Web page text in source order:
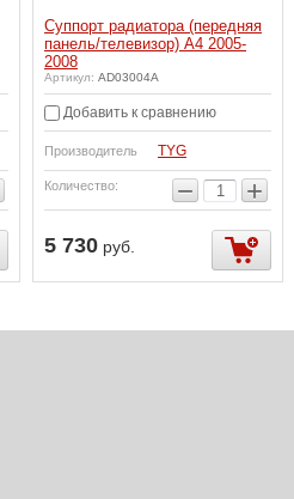
Суппорт радиатора (передняя
панель/телевизор) A4 2005-
2008
Артикул: AD03004A
Добавить к сравнению
Производитель TYG
Количество: − +
5 730 руб.